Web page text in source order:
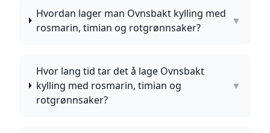
Hvordan lager man Ovnsbakt kylling med
rosmarin, timian og rotgrønnsaker?
▼
Hvor lang tid tar det å lage Ovnsbakt
kylling med rosmarin, timian og
rotgrønnsaker?
▼